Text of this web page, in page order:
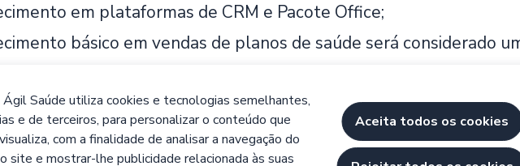
em plataformas de CRM e Pacote Office;
básico em vendas de planos de saúde será considerado
Resiliência Comunicação Responsabilidade Trabalho em equipe Relacionamento
Ágil Saúde utiliza cookies e tecnologias semelhantes,
e de terceiros, para personalizar o conteúdo que
com a finalidade de analisar a navegação do
site e mostrar-lhe publicidade relacionada às suas
Aceita todos os cookies